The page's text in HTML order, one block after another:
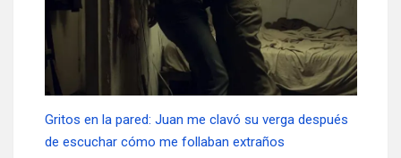
Gritos en la pared: Juan me clavó su verga después
de escuchar cómo me follaban extraños